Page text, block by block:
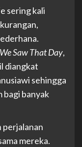
sering kali
Saw That Day,
diangkat
sehingga
bagi banyak
perjalanan
mereka.